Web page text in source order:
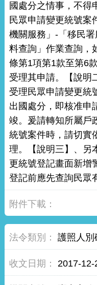
國處分之情事，不得
民眾申請變更統號案
機關服務」-「移民
料查詢」作業查詢，
條第1項第1款至第6
受理其申請。【說明
受理民眾申請變更統
出國處分，即核准申
竣。爰請轉知所屬戶
統號案件時，請切實
理。【說明三】、另
更統號登記畫面新增
登記前應先查詢民眾
護照人別
2017-12-